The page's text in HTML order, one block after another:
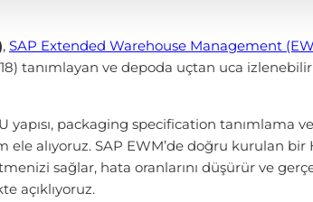
, SAP Extended Warehouse Management
tanımlayan ve depoda uçtan uca
yapısı, packaging specification
ele alıyoruz. SAP EWM’de doğru kurulan
sağlar, hata oranlarını düşürür ve
açıklıyoruz.